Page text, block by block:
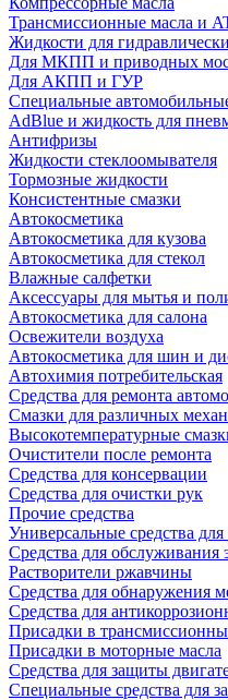
Трансмиссионные масла и
Жидкости для
Для МКПП и приводных
Для АКПП и ГУР
Специальные
AdBlue и жидкость для
Антифризы
Жидкости стеклоомывателя
Тормозные жидкости
Консистентные смазки
Автокосметика
Автокосметика для кузова
Автокосметика для стекол
Влажные салфетки
Аксессуары для мытья и
Автокосметика для салона
Освежители воздуха
Автокосметика для шин и
Автохимия потребительская
Средства для ремонта
Смазки для различных
Высокотемпературные
Очистители после ремонта
Средства для консервации
Средства для очистки рук
Прочие средства
Универсальные средства
Средства для обслуживания
Растворители ржавчины
Средства для обнаружения
Средства для
Присадки в
Присадки в моторные масла
Средства для защиты
Специальныe средства для